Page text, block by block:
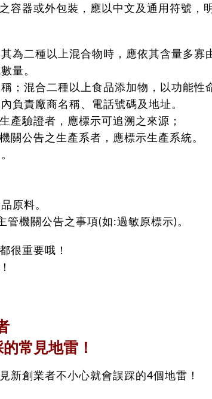
容器或外包裝，應以中文及通用符號，
為二種以上混合物時，應依其含量多寡
量。
；混合二種以上食品添加物，以功能性
負責廠商名稱、電話號碼及地址。
產驗證者，應標示可追溯之來源；
關公告之生產系者，應標示生產系統。
原料。
管機關公告之事項(如:過敏原標示)。
很重要哦！
常見地雷！
新創業者不小心就會誤踩的4個地雷！